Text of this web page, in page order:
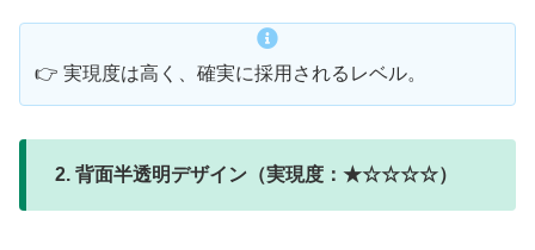
👉 実現度は高く、確実に採用されるレベル。
2. 背面半透明デザイン（実現度：★☆☆☆☆）